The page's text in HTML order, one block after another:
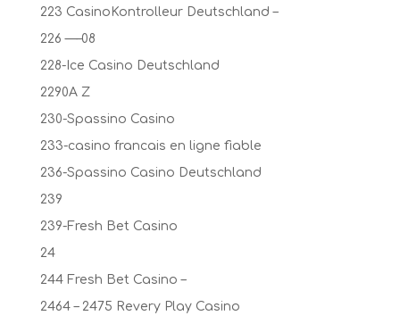
223 CasinoKontrolleur Deutschland –
226 —–08
228-Ice Casino Deutschland
2290A Z
230-Spassino Casino
233-casino francais en ligne fiable
236-Spassino Casino Deutschland
239
239-Fresh Bet Casino
24
244 Fresh Bet Casino –
2464 – 2475 Revery Play Casino